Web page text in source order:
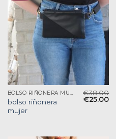
BOLSO RIÑONERA MUJER
bolso riñonera
mujer
€38.00
€25.00